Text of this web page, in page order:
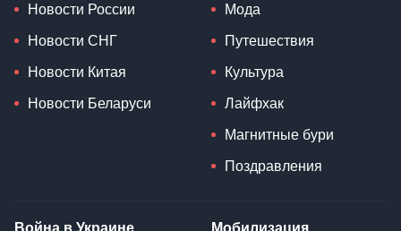
Новости России
Новости СНГ
Новости Китая
Новости Беларуси
Мода
Путешествия
Культура
Лайфхак
Магнитные бури
Поздравления
Война в Украине Мобилизация